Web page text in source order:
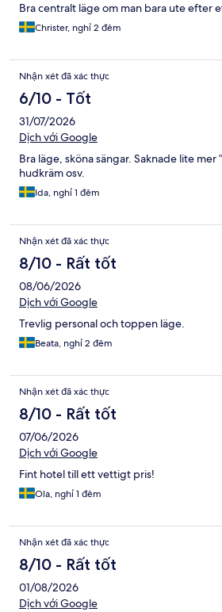
Bra centralt läge om man bara ute efter
Christer, nghỉ 2 đêm
Nhận xét đã xác thực
6/10 - Tốt
31/07/2026
Dịch với Google
Bra läge, sköna sängar. Saknade lite mer
hudkräm osv.
Ida, nghỉ 1 đêm
Nhận xét đã xác thực
8/10 - Rất tốt
08/06/2026
Dịch với Google
Trevlig personal och toppen läge.
Beata, nghỉ 2 đêm
Nhận xét đã xác thực
8/10 - Rất tốt
07/06/2026
Dịch với Google
Fint hotel till ett vettigt pris!
Ola, nghỉ 1 đêm
Nhận xét đã xác thực
8/10 - Rất tốt
01/08/2026
Dịch với Google